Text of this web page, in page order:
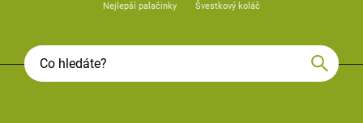
Nejlepší palačinky Švestkový koláč